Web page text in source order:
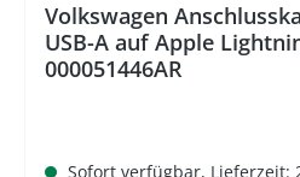
Volkswagen
USB-A auf Apple
000051446AR
Sofort verfügbar, Lieferzeit: